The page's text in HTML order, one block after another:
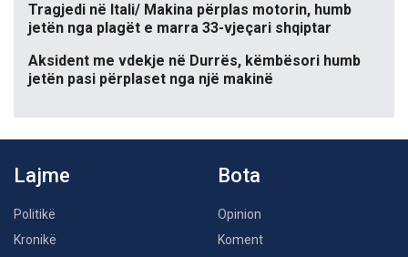
Tragjedi në Itali/ Makina përplas motorin, humb
jetën nga plagët e marra 33-vjeçari shqiptar
Aksident me vdekje në Durrës, këmbësori humb
jetën pasi përplaset nga një makinë
Lajme
Politikë
Kronikë
Bota
Opinion
Koment